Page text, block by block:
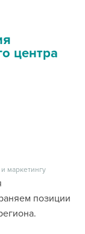
центра
маркетингу
позиции